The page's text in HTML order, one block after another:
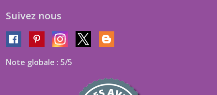
Suivez nous
Note globale : 5/5